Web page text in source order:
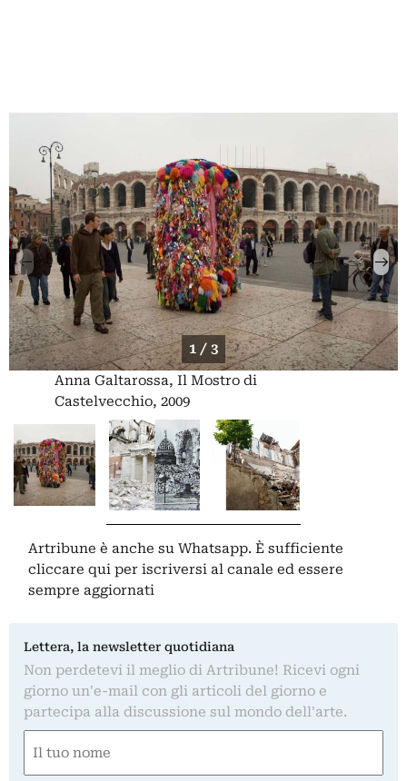
1 / 3
Anna Galtarossa, Il Mostro di
Castelvecchio, 2009
Artribune è anche su Whatsapp. È sufficiente
cliccare qui per iscriversi al canale ed essere
sempre aggiornati
Lettera, la newsletter quotidiana
Non perdetevi il meglio di Artribune! Ricevi ogni
giorno un'e-mail con gli articoli del giorno e
partecipa alla discussione sul mondo dell'arte.
(Required)